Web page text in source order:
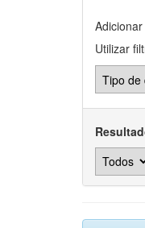
Utilizar